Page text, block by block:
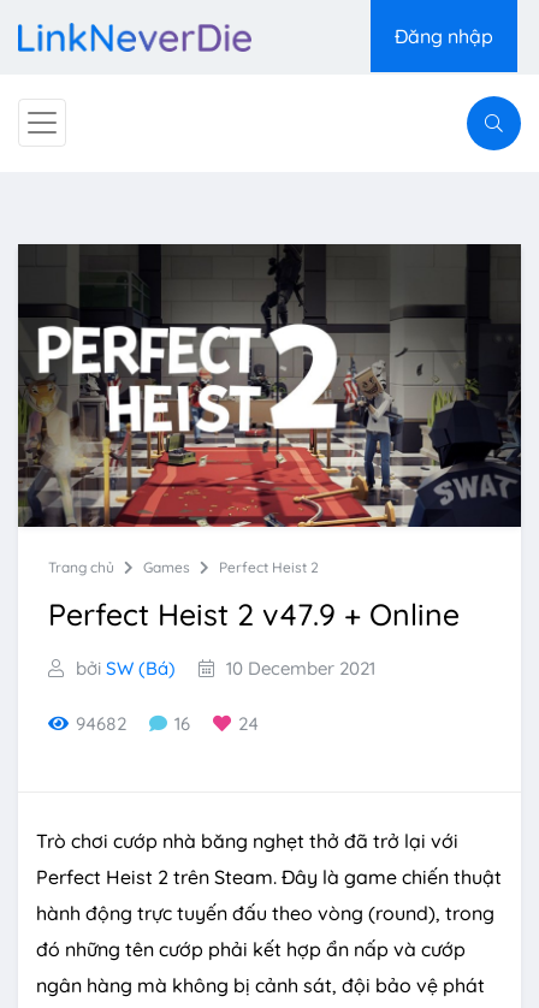
Đăng nhập
Trang chủ Games Perfect Heist 2
Perfect Heist 2 v47.9 + Online
bởi SW (Bá) 10 December 2021
94682 16 24
Trò chơi cướp nhà băng nghẹt thở đã trở lại với
Perfect Heist 2 trên Steam. Đây là game chiến thuật
hành động trực tuyến đấu theo vòng (round), trong
đó những tên cướp phải kết hợp ẩn nấp và cướp
ngân hàng mà không bị cảnh sát, đội bảo vệ phát